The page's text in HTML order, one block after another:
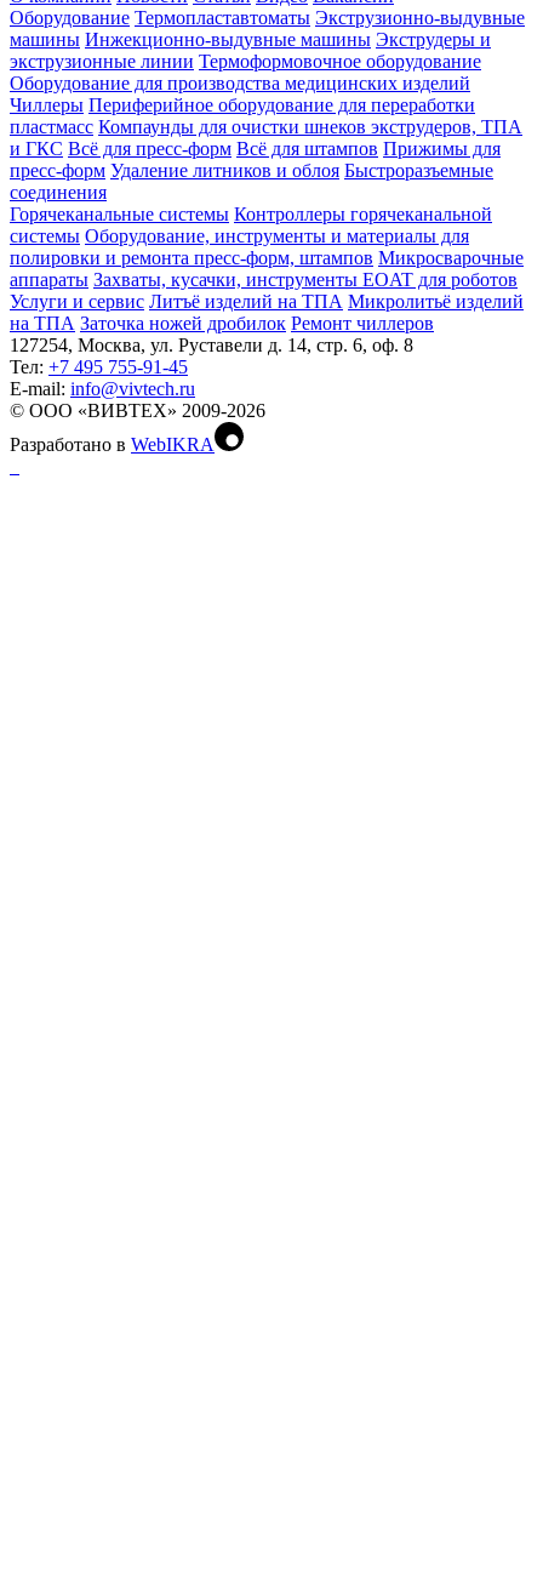
Оборудование Термопластавтоматы Экструзионно-выдувные
машины Инжекционно-выдувные машины Экструдеры и
экструзионные линии Термоформовочное оборудование
Оборудование для производства медицинских изделий
Чиллеры Периферийное оборудование для переработки
пластмасс Компаунды для очистки шнеков экструдеров, ТПА
и ГКС Всё для пресс-форм Всё для штампов Прижимы для
пресс-форм Удаление литников и облоя Быстроразъемные
соединения
Горячеканальные системы Контроллеры горячеканальной
системы Оборудование, инструменты и материалы для
полировки и ремонта пресс-форм, штампов Микросварочные
аппараты Захваты, кусачки, инструменты EOAT для роботов
Услуги и сервис Литъё изделий на ТПА Микролитьё изделий
на ТПА Заточка ножей дробилок Ремонт чиллеров
127254, Москва, ул. Руставели д. 14, стр. 6, оф. 8
Тел: +7 495 755-91-45
Е-mail: info@vivtech.ru
© ООО «ВИВТЕХ» 2009-2026
Разработано в WebIKRA